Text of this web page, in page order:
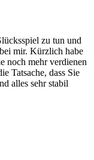
zu tun und
mir. Kürzlich habe
noch mehr verdienen
Tatsache, dass Sie
alles sehr stabil